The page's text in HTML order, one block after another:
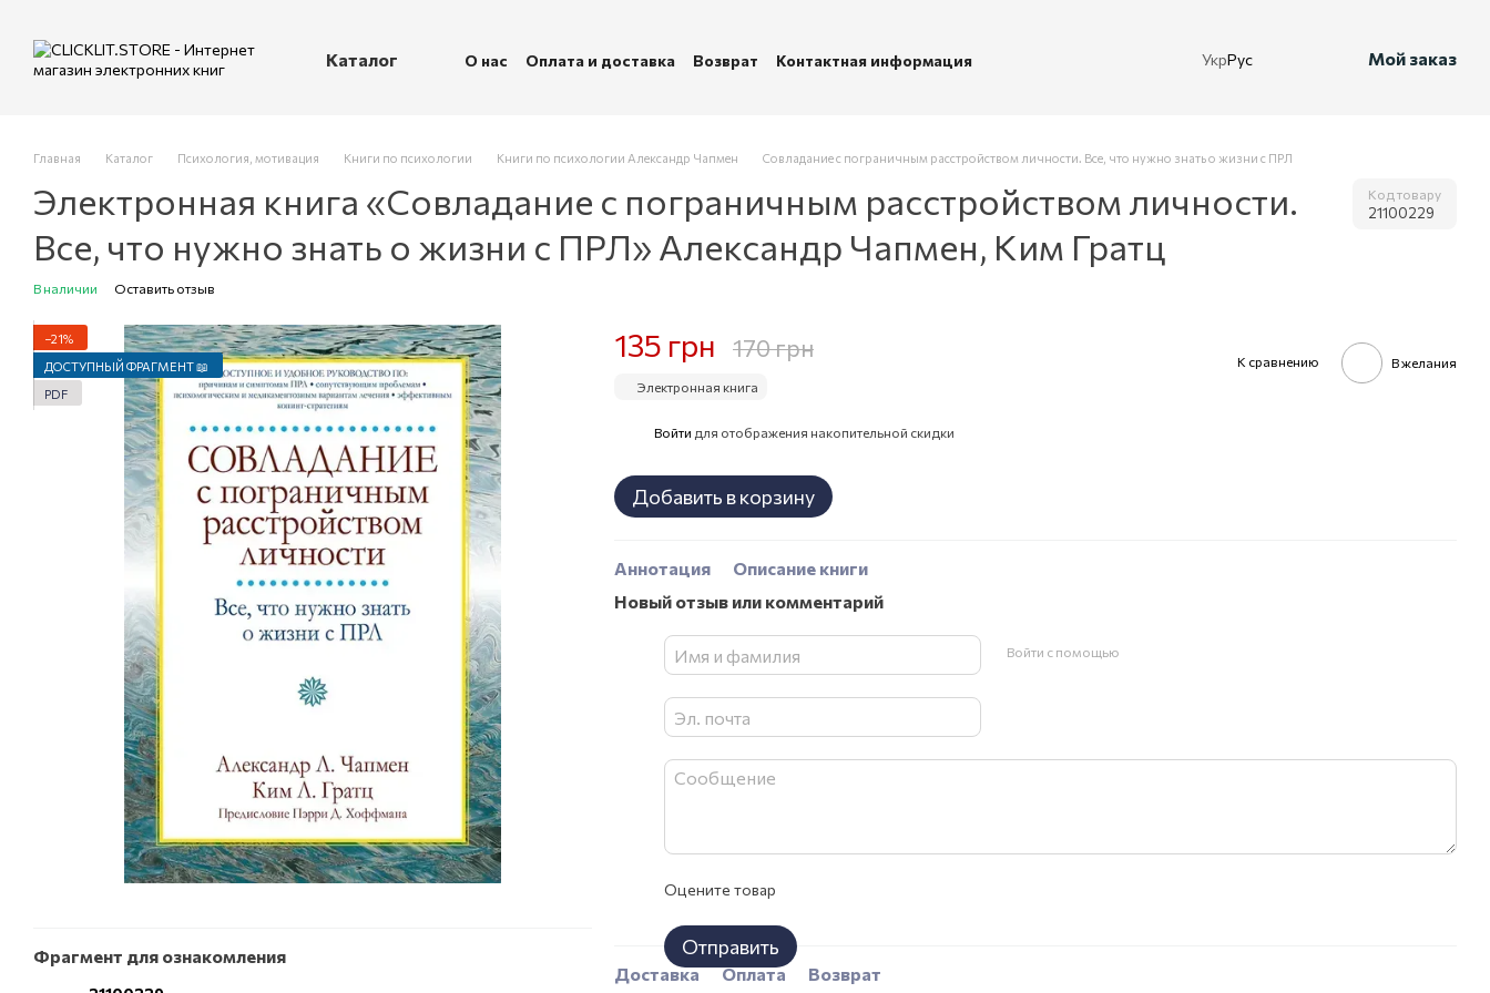
Каталог О нас Оплата и доставка Возврат
Контактная информация
УкрРус Мой заказ
Главная Каталог Психология, мотивация Книги по психологии Книги по психологии Александр Чапмен Совладание с пограничным расстройством личности. Все, что нужно знать о жизни с ПРЛ
Электронная книга «Совладание с пограничным расстройством личности.
Все, что нужно знать о жизни с ПРЛ» Александр Чапмен, Ким Гратц
Код товару
21100229
В наличии Оставить отзыв
−21%
ДОСТУПНЫЙ ФРАГМЕНТ 📖
PDF
Фрагмент для ознакомления
135 грн 170 грн
Электронная книга
К сравнению В желания
Войти для отображения накопительной скидки
Добавить в корзину
Аннотация
Описание книги
Новый отзыв или комментарий
Войти с помощью
Оцените товар
Отправить
Доставка Оплата Возврат